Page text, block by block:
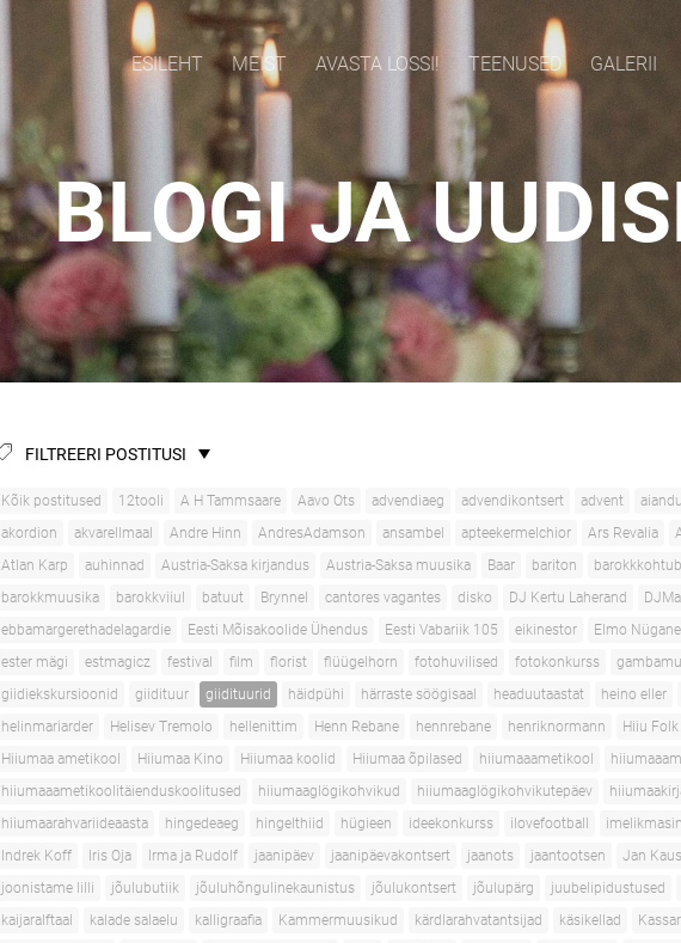
ESILEHT MEIST AVASTA LOSSI! TEENUSED GALERII
BLOGI JA
FILTREERI POSTITUSI
Kõik postitused 12tooli A H Tammsaare Aavo Ots advendiaeg advendikontsert advent
akordion
akvarellmaal Andre Hinn AndresAdamson ansambel apteekermelchior Ars Revalia
Atlan Karp
auhinnad Austria-Saksa kirjandus Austria-Saksa muusika Baar bariton
barokkmuusika
barokkviiul batuut Brynnel cantores vagantes disko DJ Kertu Laherand
ebbamargerethadelagardie
Eesti Mõisakoolide Ühendus Eesti Vabariik 105 eikinestor
Elmo
ester mägi
estmagicz festival film florist flüügelhorn fotohuvilised fotokonkurss
giidiekskursioonid
giidituur giidituurid häidpühi härraste söögisaal headuutaastat
heino eller
helinmariarder
Helisev Tremolo hellenittim Henn Rebane hennrebane henriknormann
Hiiu Folk
Hiiumaa ametikool
Hiiumaa Kino Hiiumaa koolid Hiiumaa õpilased hiiumaaametikool
hiiumaaametikoolitäienduskoolitused
hiiumaaglögikohvikud hiiumaaglögikohvikutepäev
hiiumaarahvariideaasta
hingedeaeg hingelthiid hügieen ideekonkurss ilovefootball
Indrek Koff
Iris Oja Irma ja Rudolf jaanipäev jaanipäevakontsert jaanots jaantootsen
Jan Kaus
joonistame lilli
jõulubutiik jõuluhõngulinekaunistus jõulukontsert jõulupärg
juubelipidustused
kaijaralftaal
kalade salaelu kalligraafia Kammermuusikud kärdlarahvatantsijad käsikellad